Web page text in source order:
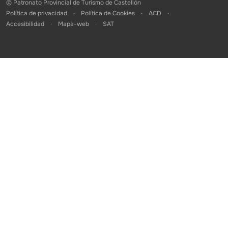
© Patronato Provincial de Turismo de Castellón
Política de privacidad
Política de Cookies
ACD
Accesibilidad
Mapa-web SAT